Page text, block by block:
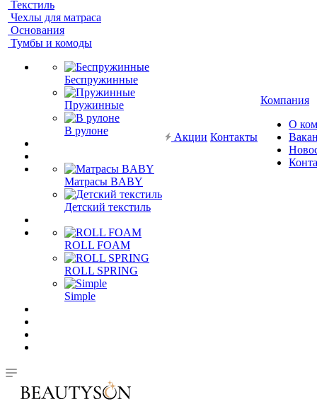
Текстиль
Чехлы для матраса
Основания
Тумбы и комоды
Беспружинные
Пружинные
В рулоне
Матрасы BABY
Детский текстиль
ROLL FOAM
ROLL SPRING
Simple
Акции Контакты
Компания
О